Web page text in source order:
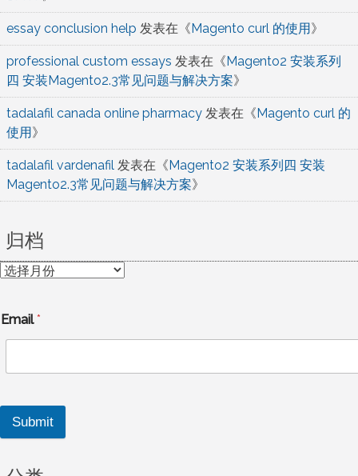
essay conclusion help 发表在《Magento curl 的使用》
professional custom essays 发表在《Magento2 安装系列
四 安装Magento2.3常见问题与解决方案》
tadalafil canada online pharmacy 发表在《Magento curl 的
使用》
tadalafil vardenafil 发表在《Magento2 安装系列四 安装
Magento2.3常见问题与解决方案》
归档
归
Email*
Submit